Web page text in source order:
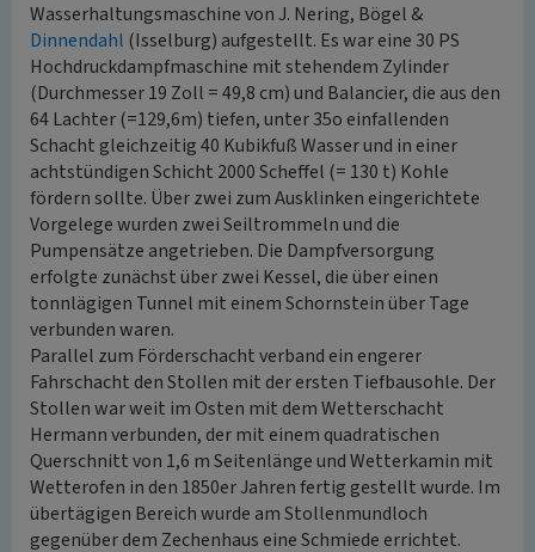
Wasserhaltungsmaschine von J. Nering, Bögel &
Dinnendahl (Isselburg) aufgestellt. Es war eine 30 PS
Hochdruckdampfmaschine mit stehendem Zylinder
(Durchmesser 19 Zoll = 49,8 cm) und Balancier, die aus den
64 Lachter (=129,6m) tiefen, unter 35o einfallenden
Schacht gleichzeitig 40 Kubikfuß Wasser und in einer
achtstündigen Schicht 2000 Scheffel (= 130 t) Kohle
fördern sollte. Über zwei zum Ausklinken eingerichtete
Vorgelege wurden zwei Seiltrommeln und die
Pumpensätze angetrieben. Die Dampfversorgung
erfolgte zunächst über zwei Kessel, die über einen
tonnlägigen Tunnel mit einem Schornstein über Tage
verbunden waren.
Parallel zum Förderschacht verband ein engerer
Fahrschacht den Stollen mit der ersten Tiefbausohle. Der
Stollen war weit im Osten mit dem Wetterschacht
Hermann verbunden, der mit einem quadratischen
Querschnitt von 1,6 m Seitenlänge und Wetterkamin mit
Wetterofen in den 1850er Jahren fertig gestellt wurde. Im
übertägigen Bereich wurde am Stollenmundloch
gegenüber dem Zechenhaus eine Schmiede errichtet.